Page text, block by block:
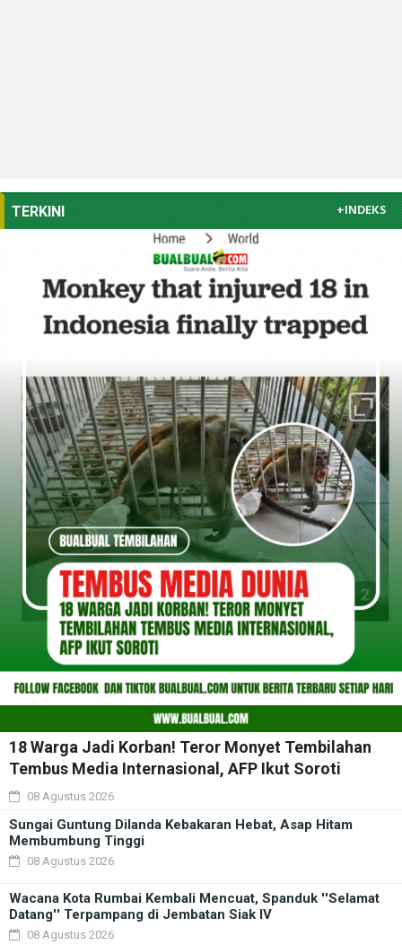
TERKINI +INDEKS
18 Warga Jadi Korban! Teror Monyet Tembilahan
Tembus Media Internasional, AFP Ikut Soroti
08 Agustus 2026
Sungai Guntung Dilanda Kebakaran Hebat, Asap Hitam
Membumbung Tinggi
08 Agustus 2026
Wacana Kota Rumbai Kembali Mencuat, Spanduk ''Selamat
Datang'' Terpampang di Jembatan Siak IV
08 Agustus 2026